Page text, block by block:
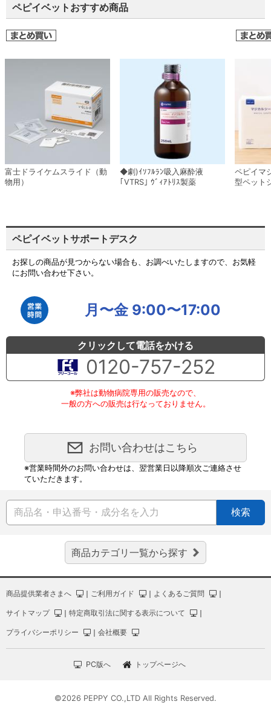
ペピイベットおすすめ商品
富士ドライケムスライド（動
物用）
◆劇)ｲｿﾌﾙﾗﾝ吸入麻酔液
｢VTRS｣ ｳﾞｨｱﾄﾘｽ製薬
ペピイマ
型ペット
ペピイベットサポートデスク
お探しの商品が見つからない場合も、お調べいたしますので、お気軽
にお問い合わせ下さい。
月〜金 9:00〜17:00
クリックして電話をかける
0120-757-252
※弊社は動物病院専用の販売なので、
一般の方への販売は行なっておりません。
お問い合わせはこちら
※営業時間外のお問い合わせは、翌営業日以降順次ご連絡させ
ていただきます。
検索
商品カテゴリ一覧から探す
商品提供業者さまへ ｜ ご利用ガイド ｜ よくあるご質問 ｜
サイトマップ ｜ 特定商取引法に関する表示について ｜
プライバシーポリシー ｜ 会社概要
PC版へ トップページへ
©2026 PEPPY CO.,LTD All Rights Reserved.